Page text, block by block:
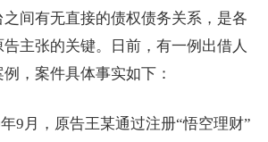
间有无直接的债权债务关系，是各
主张的关键。日前，有一例出借人
，案件具体事实如下：
9月，原告王某通过注册“悟空理财”